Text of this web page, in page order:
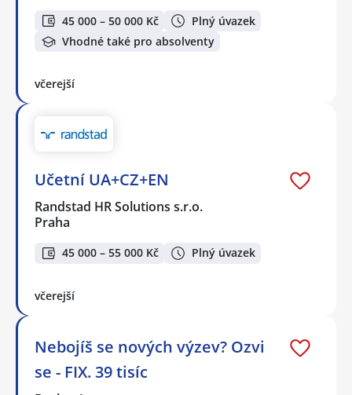
45 000 – 50 000 Kč
Plný úvazek
Vhodné také pro absolventy
včerejší
Učetní UA+CZ+EN
Randstad HR Solutions s.r.o.
Praha
45 000 – 55 000 Kč Plný úvazek
včerejší
Nebojíš se nových výzev? Ozvi
se - FIX. 39 tisíc